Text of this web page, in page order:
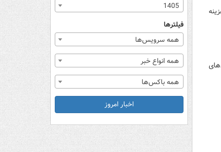
1405
فیلترها
همه سرویس‌ها
همه انواع خبر
همه باکس‌ها
اخبار امروز